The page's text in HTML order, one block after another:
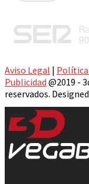
Aviso Legal | Política
Publicidad @2019 -
reservados.